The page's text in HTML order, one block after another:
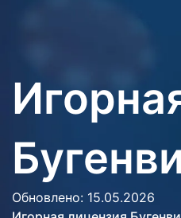
Обновлено: 15.05.2026